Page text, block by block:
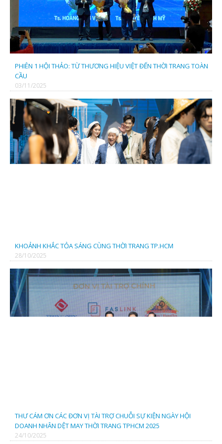
PHIÊN 1 HỘI THẢO: TỪ THƯƠNG HIỆU VIỆT ĐẾN THỜI TRANG TOÀN
CẦU
03/11/2025
KHOẢNH KHẮC TỎA SÁNG CÙNG THỜI TRANG TP.HCM
28/10/2025
THƯ CÁM ƠN CÁC ĐƠN VỊ TÀI TRỢ CHUỖI SỰ KIỆN NGÀY HỘI
DOANH NHÂN DỆT MAY THỜI TRANG TPHCM 2025
24/10/2025
CÔNG TY CP TRIỀU VĨ
CÔNG TY CP GIẢI PHÁP THỜI TRANG BỀN VỮNG (TBOND)
TRUNG TÂM KỸ THUẬT ĐO LƯỜNG CHẤT LƯỢNG 3
CÔNG TY TNHH HIẾU HẢO